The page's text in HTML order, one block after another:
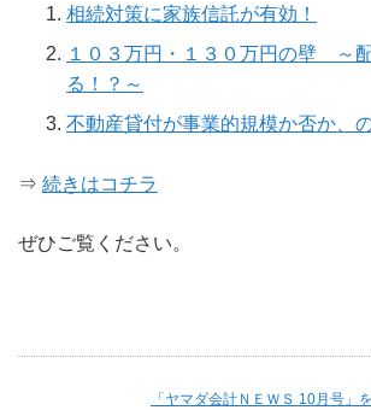
相続対策に家族信託が有効！
１０３万円・１３０万円の壁 ～
る！？～
不動産貸付が事業的規模か否か、
⇒ 続きはコチラ
ぜひご覧ください。
「ヤマダ会計ＮＥＷＳ 10月号」